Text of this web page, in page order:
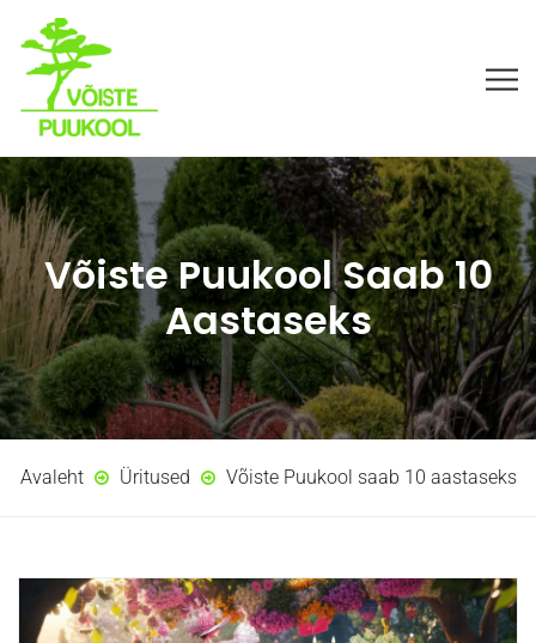
Võiste Puukool Saab 10
Aastaseks
Avaleht Üritused Võiste Puukool saab 10 aastaseks